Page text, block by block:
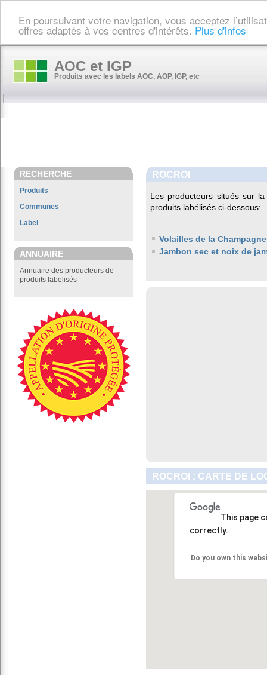
En poursuivant votre navigation, vous acceptez
offres adaptés à vos centres d'intérêts. Plus d'infos
AOC et IGP
Produits avec les labels AOC, AOP, IGP, etc
RECHERCHE
Produits
Communes
Label
ANNUAIRE
Annuaire des producteurs de
produits labelisés
ROCROI
Les producteurs situés sur
produits labélisés ci-dessous:
Volailles de la Champagne
Jambon sec et noix de
ROCROI : CARTE DE
This page
correctly.
Do you own this